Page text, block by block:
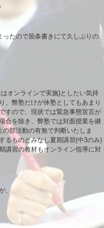
たので箇条書きにて久しぶりの
オンラインで実施)としたい気持
、弊塾だけが休塾としてもあまり
すので、現状では緊急事態宣言が
合を除き、弊塾では対面授業を継
部活動の有無で判断いたしま
るものとみなし夏期講習(中3のみ)
講習の教材もオンライン指導に対
、